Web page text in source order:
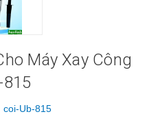
Máy Xay Công
coi-Ub-815